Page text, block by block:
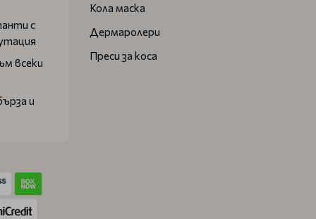
с
всеки
и
Кола маска
Дермаролери
Преси за коса